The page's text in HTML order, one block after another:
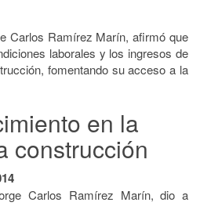
Carlos Ramírez Marín, afirmó que
laborales y los ingresos de
fomentando su acceso a la
en la
construcción
Carlos Ramírez Marín, dio a